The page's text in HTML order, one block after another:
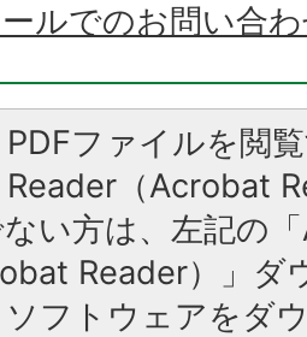
ルでのお問い合
PDFファイルを閲
Reader（Acrobat
い方は、左記の
Reader）」ダ
ソフトウェアをダ